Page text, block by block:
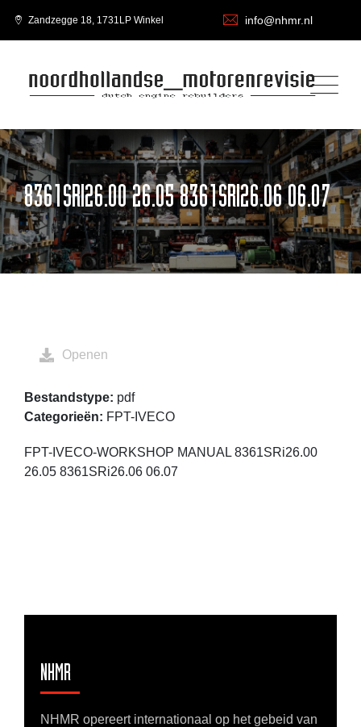
Zandzegge 18, 1731LP Winkel info@nhmr.nl
8361SRI26.00 26.05 8361SRI26.06 06.07
FPT-IVECO-WORKSHOP MANUAL 8361SRi26.00
26.05 8361SRi26.06 06.07
Openen
Bestandstype: pdf
Categorieën: FPT-IVECO
NHMR
NHMR opereert internationaal op het gebeid van